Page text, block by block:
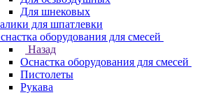
Для шнековых
для шпатлевки
оборудования для смесей
Назад
Оснастка оборудования для смесей
Пистолеты
Рукава